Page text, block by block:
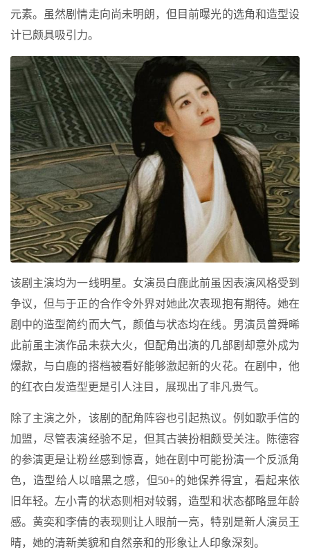
元素。虽然剧情走向尚未明朗，但目前曝光的选角和造型设
计已颇具吸引力。
该剧主演均为一线明星。女演员白鹿此前虽因表演风格受到
争议，但与于正的合作令外界对她此次表现抱有期待。她在
剧中的造型简约而大气，颜值与状态均在线。男演员曾舜晞
此前虽主演作品未获大火，但配角出演的几部剧却意外成为
爆款，与白鹿的搭档被看好能够激起新的火花。在剧中，他
的红衣白发造型更是引人注目，展现出了非凡贵气。
除了主演之外，该剧的配角阵容也引起热议。例如歌手信的
加盟，尽管表演经验不足，但其古装扮相颇受关注。陈德容
的参演更是让粉丝感到惊喜，她在剧中可能扮演一个反派角
色，造型给人以暗黑之感，但50+的她保养得宜，看起来依
旧年轻。左小青的状态则相对较弱，造型和状态都略显年龄
感。黄奕和李倩的表现则让人眼前一亮，特别是新人演员王
晴，她的清新美貌和自然亲和的形象让人印象深刻。